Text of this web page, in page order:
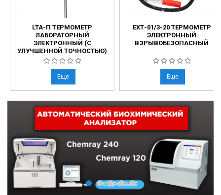
LTA-П ТЕРМОМЕТР
ЛАБОРАТОРНЫЙ
ЭЛЕКТРОННЫЙ (С
УЛУЧШЕННОЙ ТОЧНОСТЬЮ)
Еще
ЕХТ-01/3-20 ТЕРМОМЕТР
ЭЛЕКТРОННЫЙ
ВЗРЫВОБЕЗОПАСНЫЙ
Еще